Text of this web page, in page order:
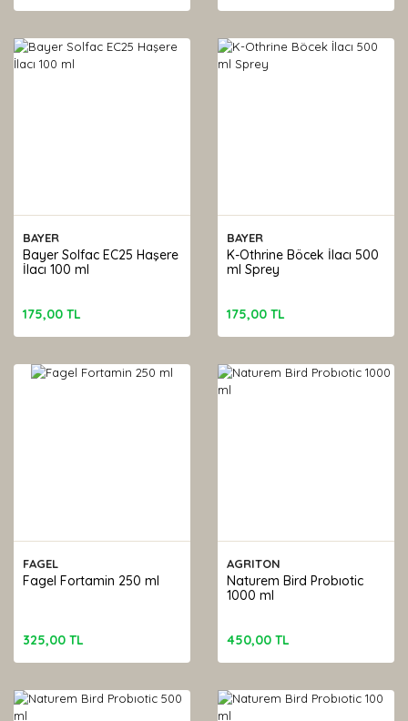
BAYER
Bayer Solfac EC25 Haşere
İlacı 100 ml
175,00 TL
BAYER
K-Othrine Böcek İlacı 500
ml Sprey
175,00 TL
FAGEL
Fagel Fortamin 250 ml
325,00 TL
AGRITON
Naturem Bird Probıotic
1000 ml
450,00 TL